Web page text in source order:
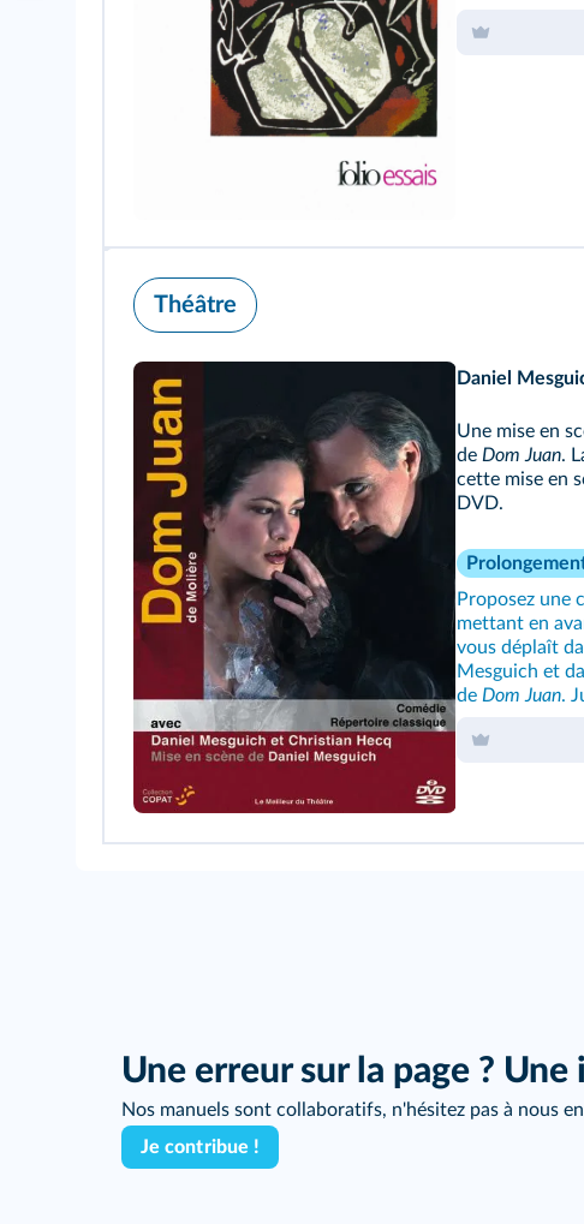
Théâtre
Daniel
Une mise en
de Dom Juan.
cette mise en
DVD.
Proposez une
mettant en
vous déplaît
Mesguich et
de Dom Juan.
Une erreur sur la page ? Une
Nos manuels sont collaboratifs, n'hésitez pas à nous
Je contribue !